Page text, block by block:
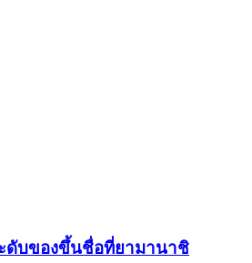
ดับของขึ้นชื่อที่ยามานาชิ